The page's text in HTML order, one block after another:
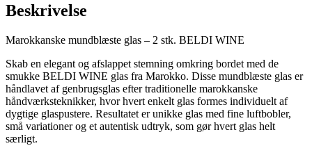
Beskrivelse
Marokkanske mundblæste glas – 2 stk. BELDI WINE
Skab en elegant og afslappet stemning omkring bordet med de
smukke BELDI WINE glas fra Marokko. Disse mundblæste glas er
håndlavet af genbrugsglas efter traditionelle marokkanske
håndværksteknikker, hvor hvert enkelt glas formes individuelt af
dygtige glaspustere. Resultatet er unikke glas med fine luftbobler,
små variationer og et autentisk udtryk, som gør hvert glas helt
særligt.